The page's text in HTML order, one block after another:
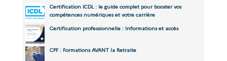
Certification ICDL : le guide complet pour booster vos
compétences numériques et votre carrière
Certification professionnelle : Informations et accès
CPF : Formations AVANT la Retraite